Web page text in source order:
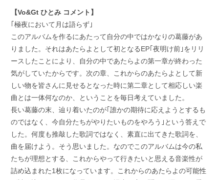
【Vo&Gt ひとみ コメント】
｢極夜において月は語らず｣
このアルバムを作るにあたって自分の中ではかなりの葛藤があ
りました。それはあたらよとして初となるEP｢夜明け前｣をリリ
ースしたことにより、自分の中であたらよの第一章が終わった
気がしていたからです。次の章、これからのあたらよとして新
しい物を皆さんに見せるとなった時に第二章として相応しい楽
曲とは一体何なのか、ということを毎日考えていました。
長い葛藤の末、辿り着いたのが｢誰かの期待に応えようとするも
のではなく、今自分たちがやりたいものをやろう｣という答えで
した。何度も推敲した歌詞ではなく、素直に出てきた歌詞を、
曲を届けよう。そう思いました。なのでこのアルバムは今の私
たちが理想とする、これからやって行きたいと思える音楽性が
詰め込まれた1枚になっています。これからのあたらよの可能性